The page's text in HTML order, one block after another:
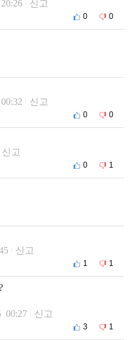
신고
0 0
신고
0 0
신고
0 1
신고
1 1
00:27 신고
3 1